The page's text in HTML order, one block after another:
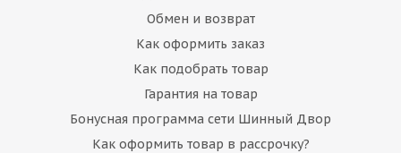
Обмен и возврат
Как оформить заказ
Как подобрать товар
Гарантия на товар
Бонусная программа сети Шинный Двор
Как оформить товар в рассрочку?